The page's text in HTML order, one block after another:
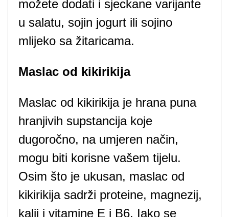
možete dodati i sjeckane varijante
u salatu, sojin jogurt ili sojino
mlijeko sa žitaricama.
Maslac od kikirikija
Maslac od kikirikija je hrana puna
hranjivih supstancija koje
dugoročno, na umjeren način,
mogu biti korisne vašem tijelu.
Osim što je ukusan, maslac od
kikirikija sadrži proteine, magnezij,
kalij i vitamine E i B6. Iako se